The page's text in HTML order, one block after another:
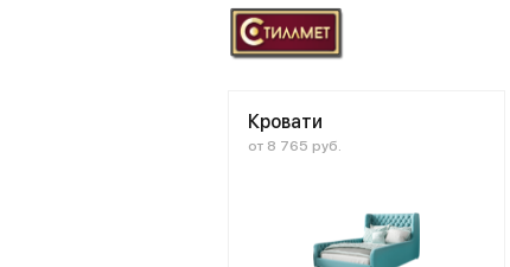
Кровати
от 8 765 руб.